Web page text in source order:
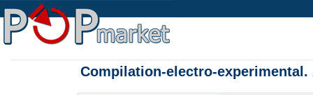
Compilation-electro-experimental.